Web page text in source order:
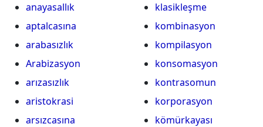
anayasallık
aptalcasına
arabasızlık
Arabizasyon
arızasızlık
aristokrasi
arsızcasına
klasikleşme
kombinasyon
kompilasyon
konsomasyon
kontrasomun
korporasyon
kömürkayası